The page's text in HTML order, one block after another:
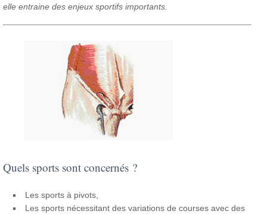
elle entraine des enjeux sportifs importants.
Quels sports sont concernés ?
Les sports à pivots,
Les sports nécessitant des variations de courses avec des